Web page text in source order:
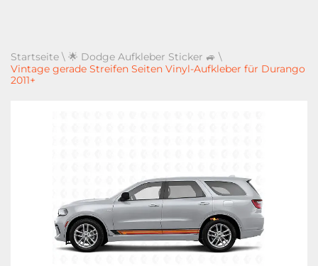
Startseite \ 🌟 Dodge Aufkleber Sticker 🚙 \
Vintage gerade Streifen Seiten Vinyl-Aufkleber für Durango
2011+